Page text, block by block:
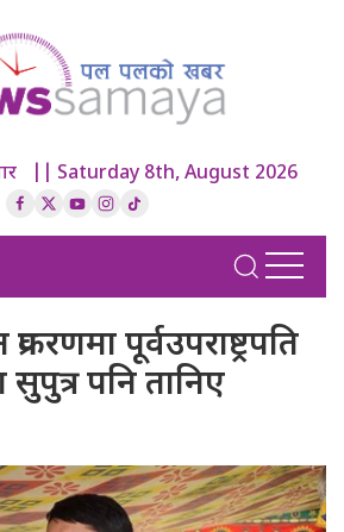
|| Saturday 8th, August 2026
पूर्वउपराष्ट्रपति
पनि तानिए